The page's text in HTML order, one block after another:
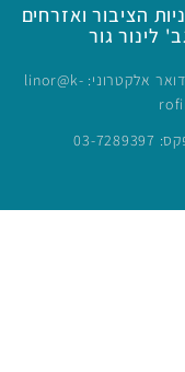
הציבור ואזרחים
לינור גור
כתובת דואר אלקטרוני: linor@k-